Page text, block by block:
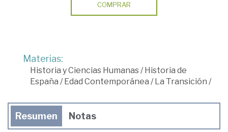
COMPRAR
Materias:
Historia y Ciencias Humanas/Historia de
España /Edad Contemporánea /La Transición /
Resumen Notas